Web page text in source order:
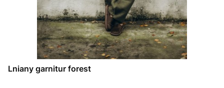
Lniany garnitur forest